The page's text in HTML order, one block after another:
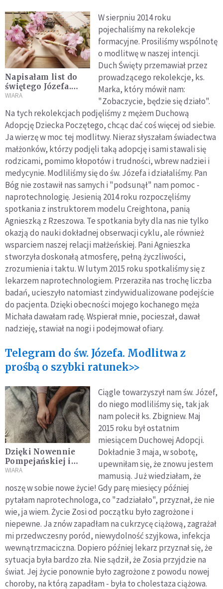
Napisałam list do
świętego Józefa.
Dostałam dokładnie
WIARA
W sierpniu 2014 roku
pojechaliśmy na rekolekcje
formacyjne. Prosiliśmy wspólnotę
o modlitwę w naszej intencji.
Duch Święty przemawiał przez
prowadzącego rekolekcje, ks.
Marka, który mówił nam:
"Zobaczycie, będzie się działo".
Na tych rekolekcjach podjęliśmy z mężem Duchową
Adopcję Dziecka Poczętego, chcąc dać coś więcej od siebie.
Ja wierzę w moc tej modlitwy. Nieraz słyszałam świadectwa
małżonków, którzy podjęli taką adopcję i sami stawali się
rodzicami, pomimo kłopotów i trudności, wbrew nadziei i
medycynie. Modliliśmy się do św. Józefa i działaliśmy. Pan
Bóg nie zostawił nas samych i "podsunął" nam pomoc -
naprotechnologię. Jesienią 2014 roku rozpoczęliśmy
spotkania z instruktorem modelu Creightona, panią
Agnieszką z Rzeszowa. Te spotkania były dla nas nie tylko
okazją do nauki dokładnej obserwacji cyklu, ale również
wsparciem naszej relacji małżeńskiej. Pani Agnieszka
stworzyła doskonałą atmosferę, pełną życzliwości,
zrozumienia i taktu. W lutym 2015 roku spotkaliśmy się z
lekarzem naprotechnologiem. Przeraziła nas trochę liczba
badań, ucieszyło natomiast zindywidualizowane podejście
do pacjenta. Dzięki obecności mojego kochanego męża
Michała dawałam radę. Wspierał mnie, pocieszał, dawał
nadzieję, stawiał na nogi i podejmował ofiary.
Telegram do św. Józefa. Modlitwa z
prośbą o szybki ratunek>>
Dzięki Nowennie
Pompejańskiej i
świętemu Józefowi
marzenie
WIARA
Ciągle towarzyszył nam św. Józef,
do niego modliliśmy się, tak jak
nam polecił ks. Zbigniew. Maj
2015 roku był ostatnim
miesiącem Duchowej Adopcji.
Dokładnie 3 maja, w sobotę,
upewniłam się, że znowu jestem
mamusią. Już wiedziałam, że
noszę w sobie nowe życie! Gdy parę miesięcy później
pytałam naprotechnologa, co "zadziałało", przyznał, że nie
wie, ja wiem. Życie Zosi od początku było zagrożone i
niepewne. Ja znów zapadłam na cukrzycę ciążową, zagrażał
mi przedwczesny poród, niewydolność szyjkowa, infekcja
wewnątrzmaciczna. Dopiero później lekarz przyznał się, że
sytuacja była bardzo zła. Nie sądził, że Zosia przyjdzie na
świat. Jej życie ponownie było zagrożone z powodu nowej
choroby, na którą zapadłam - była to cholestaza ciążowa.